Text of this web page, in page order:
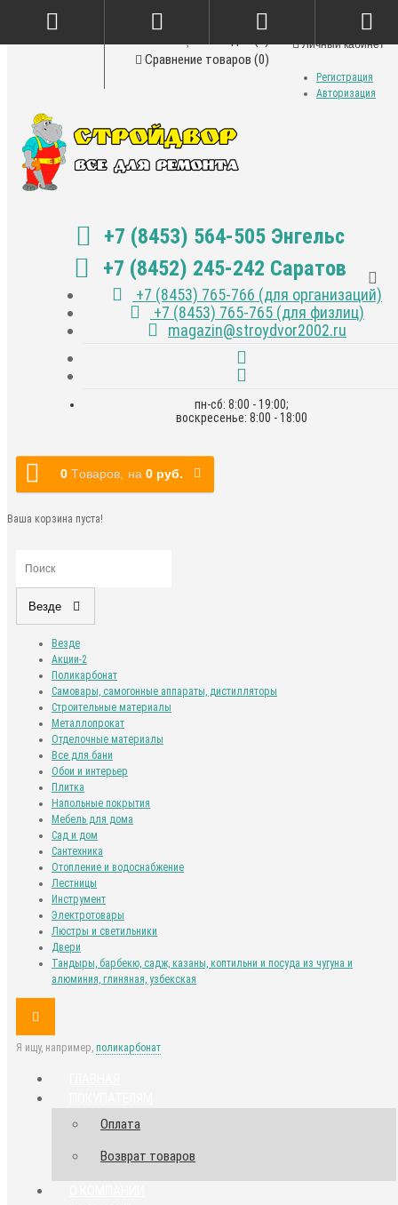
Личный кабинет
Регистрация
Авторизация
Сравнение товаров (0)
+7 (8453) 564-505 Энгельс
+7 (8452) 245-242 Саратов
+7 (8453) 765-766 (для организаций)
+7 (8453) 765-765 (для физлиц)
magazin@stroydvor2002.ru
пн-сб: 8:00 - 19:00;
воскресенье: 8:00 - 18:00
0 Tоваров, на 0 руб.
Ваша корзина пуста!
Везде
Везде
Акции-2
Поликарбонат
Самовары, самогонные аппараты, дистилляторы
Строительные материалы
Металлопрокат
Отделочные материалы
Все для бани
Обои и интерьер
Плитка
Напольные покрытия
Мебель для дома
Сад и дом
Сантехника
Отопление и водоснабжение
Лестницы
Инструмент
Электротовары
Люстры и светильники
Двери
Тандыры, барбекю, садж, казаны, коптильни и посуда из чугуна и
алюминия, глиняная, узбекская
Я ищу, например, поликарбонат
Оплата
Возврат товаров